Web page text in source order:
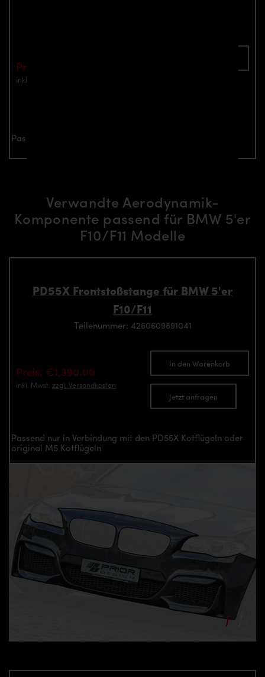
Preis: €650.00
inkl. Mwst.
Passend für PD55X Seitenschweller
Verwandte Aerodynamik-
Komponente passend für BMW 5'er
F10/F11 Modelle
PD55X Frontstoßstange für BMW 5'er
F10/F11
Teilenummer: 4260609891041
Preis: €1,390.00
inkl. Mwst. zzgl. Versandkosten
In den Warenkorb
Jetzt anfragen
Passend nur in Verbindung mit den PD55X Kotflügeln oder
original M5 Kotflügeln